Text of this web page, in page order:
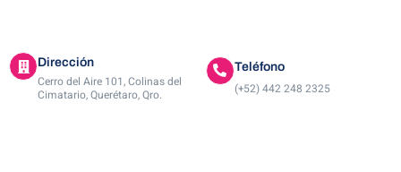
Dirección
Cerro del Aire 101, Colinas del
Cimatario, Querétaro, Qro.
Teléfono
(+52) 442 248 2325